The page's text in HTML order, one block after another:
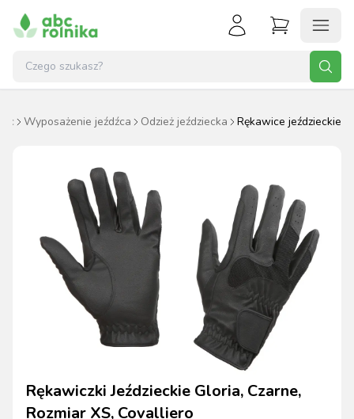
Wyposażenie jeźdźca Odzież jeździecka Rękawice jeździeckie
Rękawiczki Jeździeckie Gloria, Czarne,
Rozmiar XS, Covalliero